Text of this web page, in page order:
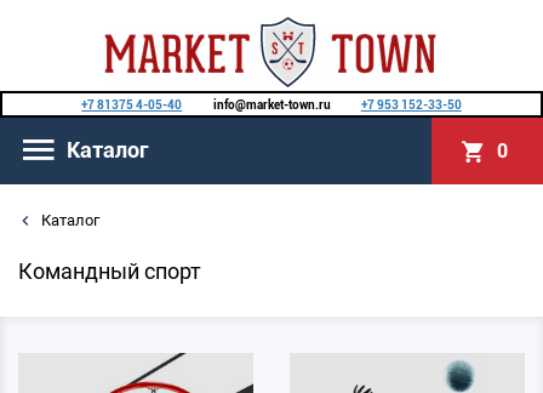
+7 81375 4-05-40 info@market-town.ru +7 953 152-33-50
Каталог 0
Каталог
Командный спорт